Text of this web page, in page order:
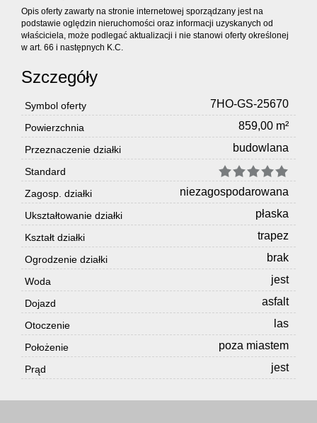
Opis oferty zawarty na stronie internetowej sporządzany jest na
podstawie oględzin nieruchomości oraz informacji uzyskanych od
właściciela, może podlegać aktualizacji i nie stanowi oferty określonej
w art. 66 i następnych K.C.
Szczegóły
Symbol oferty 7HO-GS-25670
Powierzchnia 859,00 m²
Przeznaczenie działki budowlana
Standard
Zagosp. działki
niezagospodarowana
Ukształtowanie działki płaska
Kształt działki trapez
Ogrodzenie działki brak
Woda jest
Dojazd asfalt
Otoczenie las
Położenie poza miastem
Prąd jest